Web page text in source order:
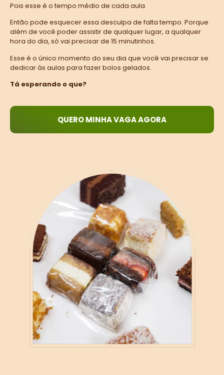
Pois esse é o tempo médio de cada aula.
Então pode esquecer essa desculpa de falta tempo. Porque
além de você poder assistir de qualquer lugar, a qualquer
hora do dia, só vai precisar de 15 minutinhos.
Esse é o único momento do seu dia que você vai precisar se
dedicar às aulas para fazer bolos gelados.
Tá esperando o que?
QUERO MINHA VAGA AGORA